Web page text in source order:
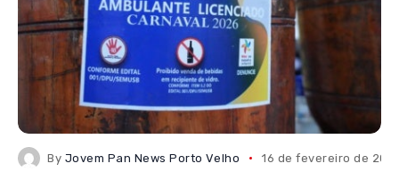
By Jovem Pan News Porto Velho 16 de fevereiro de